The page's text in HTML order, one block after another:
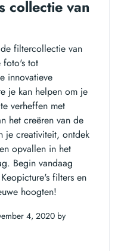
collectie van
filtercollectie van
foto's tot
innovatieve
je kan helpen om je
verheffen met
het creëren van de
je creativiteit, ontdek
opvallen in het
Begin vandaag
filters en
hoogten!
4, 2020 by